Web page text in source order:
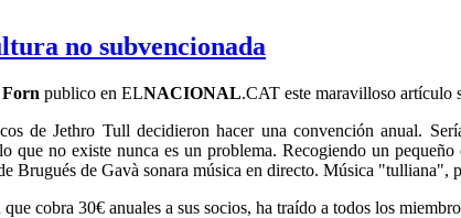
no subvencionada
publico en ELNACIONAL.CAT este maravilloso artículo
de Jethro Tull decidieron hacer una convención anual.
que no existe nunca es un problema. Recogiendo un
Brugués de Gavà sonara música en directo. Música "tulliana",
que cobra 30€ anuales a sus socios, ha traído a todos los